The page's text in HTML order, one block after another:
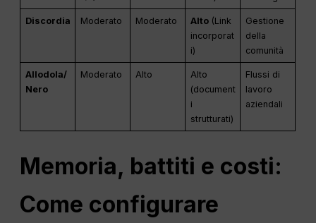
Discordia Moderato Moderato Alto(Link
incorporat
i)
Gestione
della
comunità
Allodola/
Nero
Moderato Alto
Alto
(document
i
strutturati)
Flussi di
lavoro
aziendali
Memoria, battiti e costi:
Come configurare